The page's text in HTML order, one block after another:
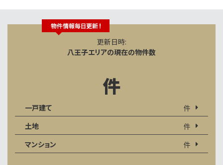
更新日時:
八王子エリアの現在の物件数
件
一戸建て
件
土地
件
マンション
件